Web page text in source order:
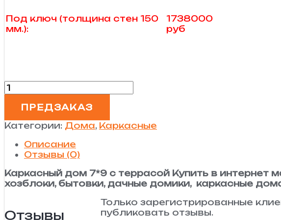
Под ключ (толщина стен 150
мм.):
1738000
руб
ПРЕДЗАКАЗ
Категории: Дома, Каркасные
Описание
Отзывы (0)
Каркасный дом 7*9 с террасой Купить в интернет
хозблоки, бытовки, дачные домики, каркасные
Отзывы
Только зарегистрированные
публиковать отзывы.